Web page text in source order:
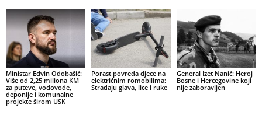
Ministar Edvin Odobašić:
Više od 2,25 miliona KM
za puteve, vodovode,
deponije i komunalne
projekte širom USK
Porast povreda djece na
električnim romobilima:
Stradaju glava, lice i ruke
General Izet Nanić: Heroj
Bosne i Hercegovine koji
nije zaboravljen